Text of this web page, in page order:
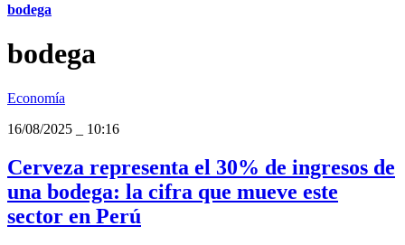
bodega
bodega
Economía
16/08/2025
10:16
Cerveza representa el 30% de ingresos de
una bodega: la cifra que mueve este
sector en Perú